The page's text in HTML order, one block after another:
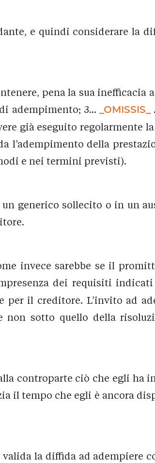
e quindi considerare la
pena la sua inefficacia
adempimento; 3...
_OMISSIS_
già eseguito regolarmente
l’adempimento della
e nei termini previsti).
generico sollecito o in un
invece sarebbe se il
dei requisiti indicati
per il creditore. L’invito ad
sotto quello della
controparte ciò che egli ha
il tempo che egli è ancora
la diffida ad adempiere